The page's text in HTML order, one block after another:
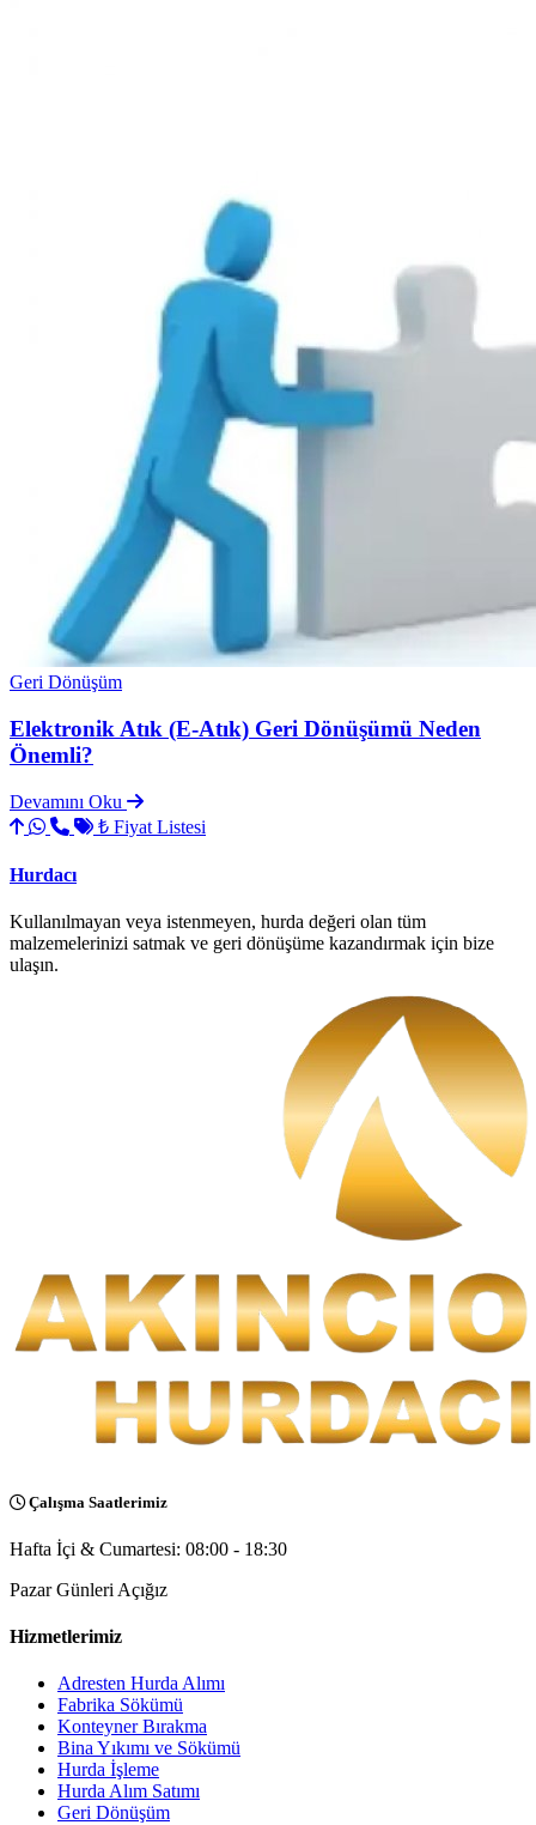
Geri Dönüşüm
Elektronik Atık (E-Atık) Geri Dönüşümü Neden
Önemli?
Devamını Oku
₺ Fiyat Listesi
Hurdacı
Kullanılmayan veya istenmeyen, hurda değeri olan tüm
malzemelerinizi satmak ve geri dönüşüme kazandırmak için bize
ulaşın.
Çalışma Saatlerimiz
Hafta İçi & Cumartesi: 08:00 - 18:30
Pazar Günleri Açığız
Hizmetlerimiz
Adresten Hurda Alımı
Fabrika Sökümü
Konteyner Bırakma
Bina Yıkımı ve Sökümü
Hurda İşleme
Hurda Alım Satımı
Geri Dönüşüm